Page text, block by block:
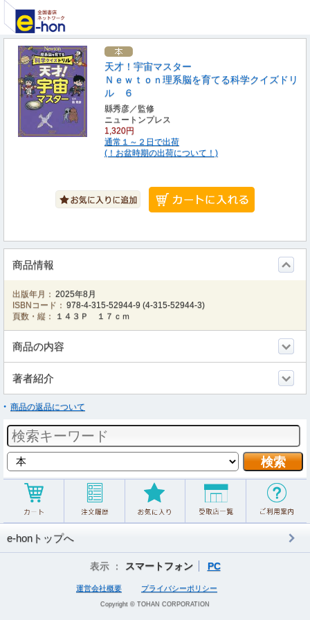
天才！宇宙マスター
Ｎｅｗｔｏｎ理系脳を育てる科学クイズドリ
ル ６
縣秀彦／監修
ニュートンプレス
1,320円
通常１～２日で出荷
(！お盆時期の出荷について！)
商品情報
出版年月： 2025年8月
ISBNコード： 978-4-315-52944-9 (4-315-52944-3)
頁数・縦：
１４３Ｐ １７ｃｍ
商品の内容
著者紹介
商品の返品について
e-honトップへ
表示 ： スマートフォン PC
運営会社概要 プライバシーポリシー
Copyright © TOHAN CORPORATION